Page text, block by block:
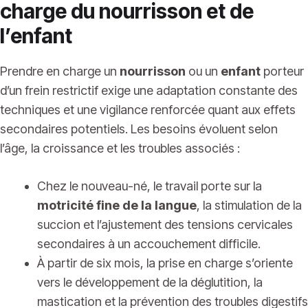
charge du nourrisson et de
l’enfant
Prendre en charge un nourrisson ou un enfant porteur
d’un frein restrictif exige une adaptation constante des
techniques et une vigilance renforcée quant aux effets
secondaires potentiels. Les besoins évoluent selon
l’âge, la croissance et les troubles associés :
Chez le nouveau-né, le travail porte sur la
motricité fine de la langue, la stimulation de la
succion et l’ajustement des tensions cervicales
secondaires à un accouchement difficile.
À partir de six mois, la prise en charge s’oriente
vers le développement de la déglutition, la
mastication et la prévention des troubles digestifs